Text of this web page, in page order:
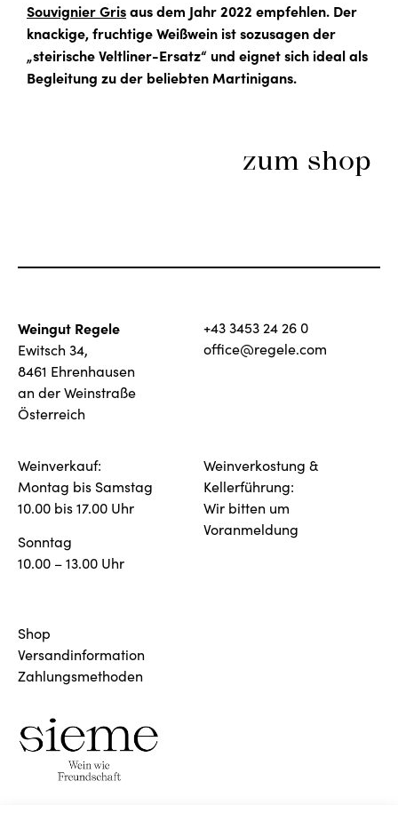
Souvignier Grisaus dem Jahr 2022 empfehlen. Der
knackige, fruchtige Weißwein ist sozusagen der
„steirische Veltliner-Ersatz“ und eignet sich ideal als
Begleitung zu der beliebten Martinigans.
zum shop
Weingut Regele
Ewitsch 34,
8461 Ehrenhausen
an der Weinstraße
Österreich
+43 3453 24 26 0
office@regele.com
Weinverkauf:
Montag bis Samstag
10.00 bis 17.00 Uhr
Sonntag
10.00 – 13.00 Uhr
Weinverkostung &
Kellerführung:
Wir bitten um
Voranmeldung
Shop
Versandinformation
Zahlungsmethoden